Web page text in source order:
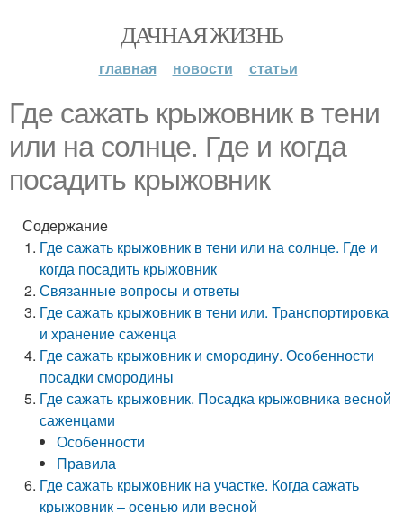
ДАЧНАЯ ЖИЗНЬ
главная новости статьи
Где сажать крыжовник в тени
или на солнце. Где и когда
посадить крыжовник
Содержание
Где сажать крыжовник в тени или на солнце. Где и
когда посадить крыжовник
Связанные вопросы и ответы
Где сажать крыжовник в тени или. Транспортировка
и хранение саженца
Где сажать крыжовник и смородину. Особенности
посадки смородины
Где сажать крыжовник. Посадка крыжовника весной
саженцами
Особенности
Правила
Где сажать крыжовник на участке. Когда сажать
крыжовник – осенью или весной